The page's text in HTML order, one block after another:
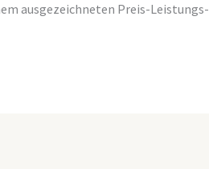
ausgezeichneten Preis-Leistungs-